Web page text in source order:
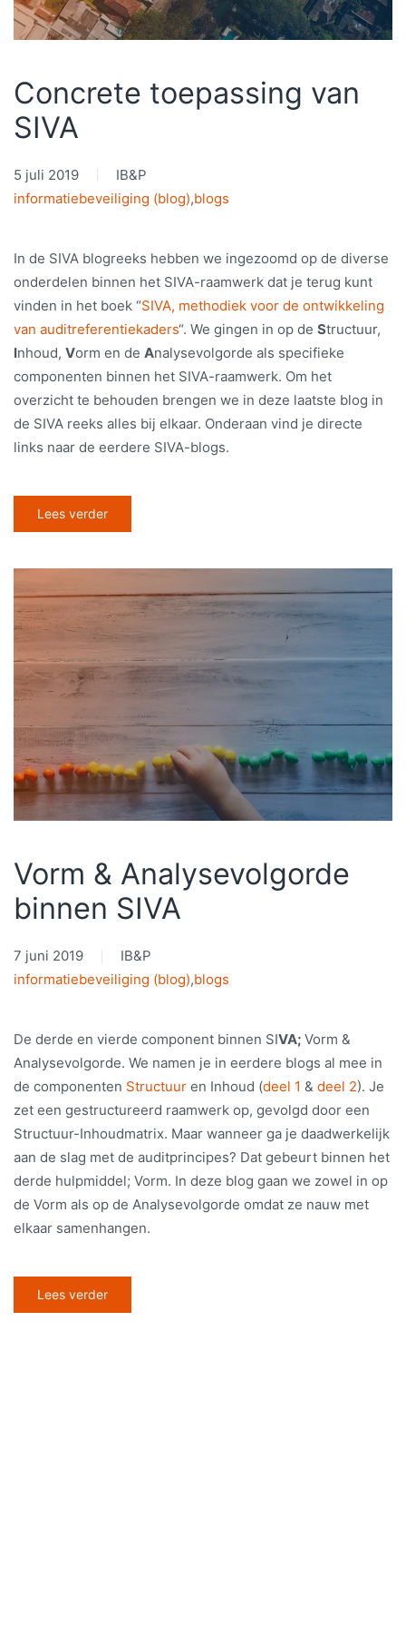
Concrete toepassing van
SIVA
5 juli 2019
IB&P
informatiebeveiliging (blog),blogs
In de SIVA blogreeks hebben we ingezoomd op de diverse
onderdelen binnen het SIVA-raamwerk dat je terug kunt
vinden in het boek “SIVA, methodiek voor de ontwikkeling
van auditreferentiekaders“. We gingen in op de Structuur,
Inhoud, Vorm en de Analysevolgorde als specifieke
componenten binnen het SIVA-raamwerk. Om het
overzicht te behouden brengen we in deze laatste blog in
de SIVA reeks alles bij elkaar. Onderaan vind je directe
links naar de eerdere SIVA-blogs.
Lees verder
Vorm & Analysevolgorde
binnen SIVA
7 juni 2019
IB&P
informatiebeveiliging (blog),blogs
De derde en vierde component binnen SIVA; Vorm &
Analysevolgorde. We namen je in eerdere blogs al mee in
de componenten Structuur en Inhoud (deel 1 & deel 2). Je
zet een gestructureerd raamwerk op, gevolgd door een
Structuur-Inhoudmatrix. Maar wanneer ga je daadwerkelijk
aan de slag met de auditprincipes? Dat gebeurt binnen het
derde hulpmiddel; Vorm. In deze blog gaan we zowel in op
de Vorm als op de Analysevolgorde omdat ze nauw met
elkaar samenhangen.
Lees verder